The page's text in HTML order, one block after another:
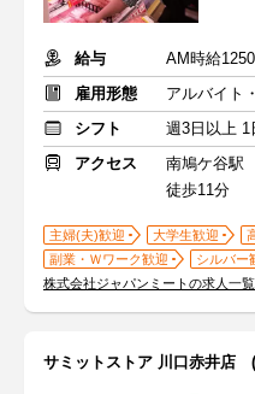
給与
AM時給
雇用形態
アルバイト
シフト
週3日以上 1
アクセス
南鳩ケ谷駅
徒歩11分
主婦(夫)歓迎 大学生歓迎
副業・Ｗワーク歓迎
シルバー
株式会社ジャパンミートの求人一
サミットストア 川口赤井店